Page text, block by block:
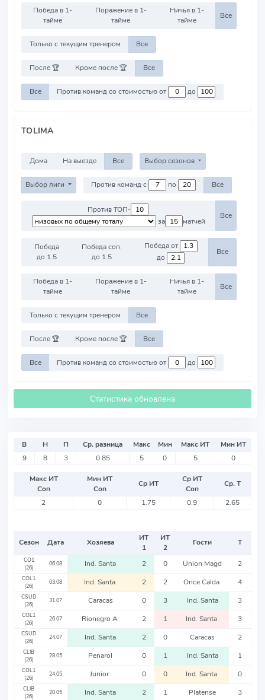
Победа в 1-
тайме
Поражение в 1-
тайме
Ничья в 1-
тайме
Все
Только с текущим тренером Все
После 🏆 Кроме после 🏆 Все
Все Против команд со стоимостью от до
TOLIMA
Дома На выезде Все Выбор сезонов
Выбор лиги Против команд с по Все
Против ТОП-
за
матчей
Все
Победа
до 1.5
Победа соп.
до 1.5
Победа от
до
Все
Победа в 1-
тайме
Поражение в 1-
тайме
Ничья в 1-
тайме
Все
Только с текущим тренером Все
После 🏆 Кроме после 🏆 Все
Все Против команд со стоимостью от до
Статистика обновлена
В Н П Ср. разница Макс Мин Макс ИТ
Мин ИТ
9
8 3 0.85 5 0 5 0
Макс ИТ
Соп
Мин ИТ
Соп
Ср ИТ
Ср ИТ
Соп
Ср. Т
2
0 1.75 0.9 2.65
Сезон Дата Хозяева
ИТ
1
ИТ
2
Гости Т
CO1
(26)
06.08 Ind. Santa 2 0 Union Magd 2
COL1
(26)
03.08 Ind. Santa 2 2 Once Calda 4
CSUD
(26)
31.07 Caracas 0 3 Ind. Santa 3
COL1
(26)
26.07 Rionegro A 2 1 Ind. Santa 3
CSUD
(26)
24.07 Ind. Santa 2 0 Caracas 2
CLIB
(26)
28.05 Penarol 0 1 Ind. Santa 1
COL1
(26)
24.05 Junior 0 0 Ind. Santa 0
CLIB
(26)
20.05 Ind. Santa 2 1 Platense 3